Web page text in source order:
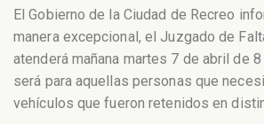
El Gobierno de la Ciudad de Recreo
manera excepcional, el Juzgado de
atenderá mañana martes 7 de abril de
será para aquellas personas que
vehículos que fueron retenidos en